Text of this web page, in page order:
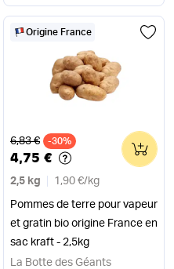
Origine France
Ancien prix
6,83 € -30%
4,75 €
2,5 kg 1,90 €/ kg
Pommes de terre pour vapeur
et gratin bio origine France en
sac kraft - 2,5kg
0
La Botte des Géants